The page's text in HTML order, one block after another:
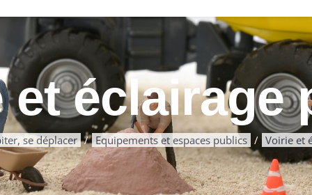
et éclairage
se déplacer Equipements et espaces publics Voirie et